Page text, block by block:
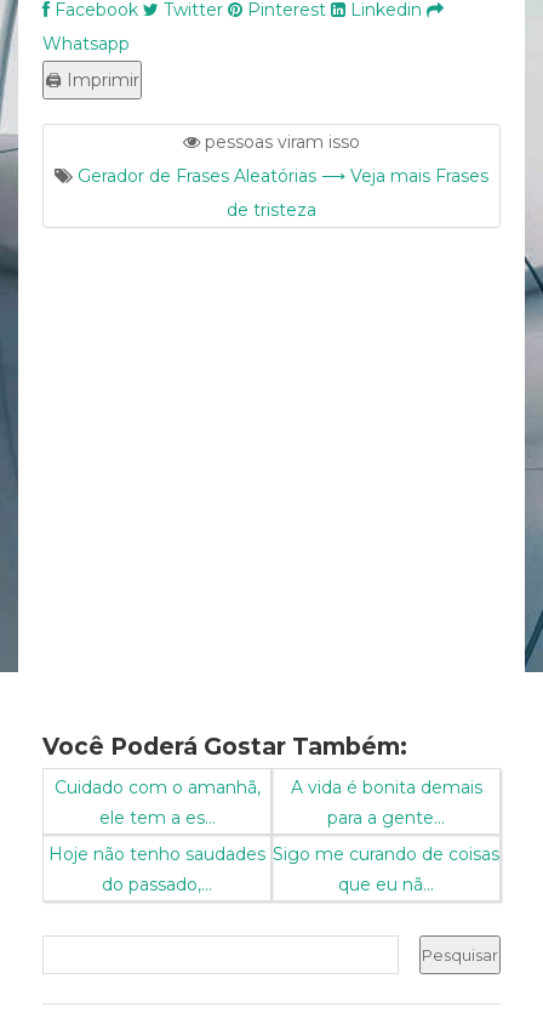
Facebook
Twitter Pinterest
Linkedin
Whatsapp
pessoas viram isso
Gerador de Frases Aleatórias ⟶ Veja mais Frases
de tristeza
Você Poderá Gostar Também:
Cuidado com o amanhã,
ele tem a es...
A vida é bonita demais
para a gente...
Hoje não tenho saudades
do passado,...
Sigo me curando de coisas
que eu nã...